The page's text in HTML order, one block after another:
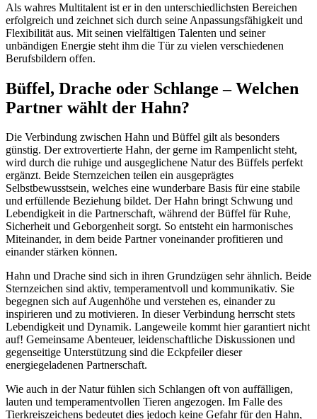
Als wahres Multitalent ist er in den unterschiedlichsten Bereichen
erfolgreich und zeichnet sich durch seine Anpassungsfähigkeit und
Flexibilität aus. Mit seinen vielfältigen Talenten und seiner
unbändigen Energie steht ihm die Tür zu vielen verschiedenen
Berufsbildern offen.
Büffel, Drache oder Schlange – Welchen
Partner wählt der Hahn?
Die Verbindung zwischen Hahn und Büffel gilt als besonders
günstig. Der extrovertierte Hahn, der gerne im Rampenlicht steht,
wird durch die ruhige und ausgeglichene Natur des Büffels perfekt
ergänzt. Beide Sternzeichen teilen ein ausgeprägtes
Selbstbewusstsein, welches eine wunderbare Basis für eine stabile
und erfüllende Beziehung bildet. Der Hahn bringt Schwung und
Lebendigkeit in die Partnerschaft, während der Büffel für Ruhe,
Sicherheit und Geborgenheit sorgt. So entsteht ein harmonisches
Miteinander, in dem beide Partner voneinander profitieren und
einander stärken können.
Hahn und Drache sind sich in ihren Grundzügen sehr ähnlich. Beide
Sternzeichen sind aktiv, temperamentvoll und kommunikativ. Sie
begegnen sich auf Augenhöhe und verstehen es, einander zu
inspirieren und zu motivieren. In dieser Verbindung herrscht stets
Lebendigkeit und Dynamik. Langeweile kommt hier garantiert nicht
auf! Gemeinsame Abenteuer, leidenschaftliche Diskussionen und
gegenseitige Unterstützung sind die Eckpfeiler dieser
energiegeladenen Partnerschaft.
Wie auch in der Natur fühlen sich Schlangen oft von auffälligen,
lauten und temperamentvollen Tieren angezogen. Im Falle des
Tierkreiszeichens bedeutet dies jedoch keine Gefahr für den Hahn,